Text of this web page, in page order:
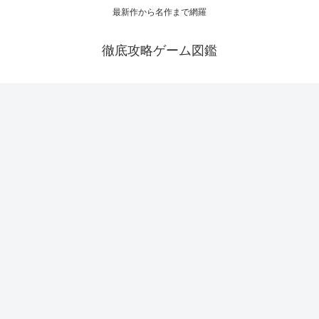
最新作から名作まで網羅
徹底攻略ゲーム図鑑